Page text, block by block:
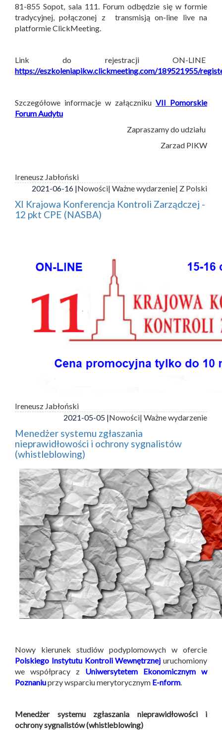
81-855 Sopot, sala 111. Forum odbędzie się w formie
tradycyjnej, połączonej z transmisją on-line live na
platformie ClickMeeting.
Link do rejestracji ON-LINE
https://eszkoleniapikw.clickmeeting.com/189521955/
Szczegółowe informacje w załączniku VII Pomorskie
Forum Audytu
Zapraszamy do udziału
Zarzad PIKW
Ireneusz Jabłoński
2021-06-16 |Nowości| Ważne wydarzenie| Z Polski
XI Krajowa Konferencja Kontroli Zarządczej -
12 pkt CPE (NASBA)
Ireneusz Jabłoński
2021-05-05 |Nowości| Ważne wydarzenie
Menedżer systemu zgłaszania
nieprawidłowości i ochrony sygnalistów
(whistleblowing)
Nowy kierunek studiów podyplomowych w ofercie
Polskiego Instytutu Kontroli Wewnętrznej uruchomiony
we współpracy z Uniwersytetem Ekonomicznym w
Poznaniuprzy wsparciu merytorycznym E-nform
Menedżer systemu zgłaszania nieprawidłowości i
ochrony sygnalistów (whistleblowing)